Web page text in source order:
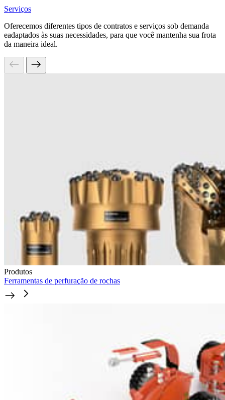
Serviços
Oferecemos diferentes tipos de contratos e serviços sob demanda
eadaptados às suas necessidades, para que você mantenha sua frota
da maneira ideal.
Produtos
Ferramentas de perfuração de rochas